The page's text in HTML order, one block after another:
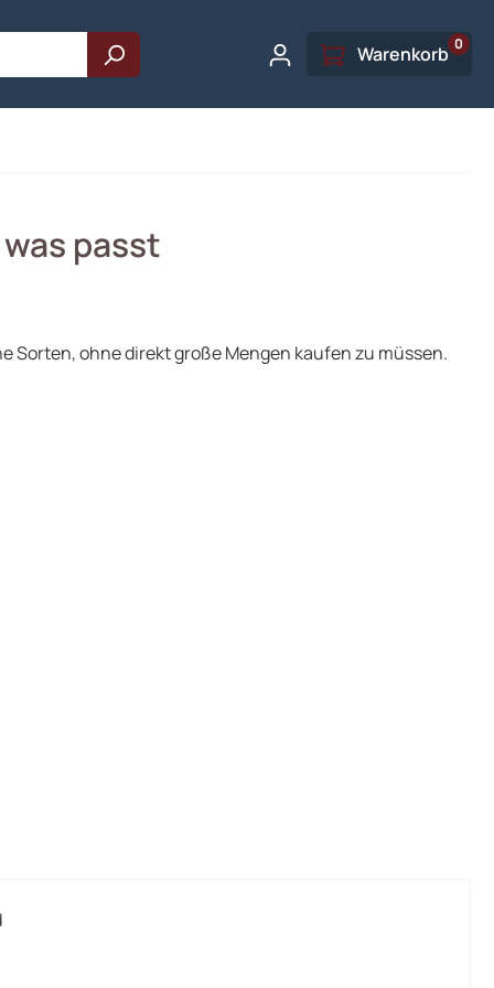
Warenkorb 0
passt
Sorten, ohne direkt große Mengen kaufen zu müssen.